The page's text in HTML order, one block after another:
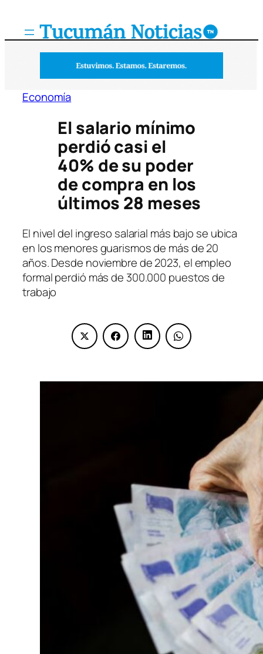
Economía
El salario mínimo
perdió casi el
40% de su poder
de compra en los
últimos 28 meses
El nivel del ingreso salarial más bajo se ubica
en los menores guarismos de más de 20
años. Desde noviembre de 2023, el empleo
formal perdió más de 300.000 puestos de
trabajo